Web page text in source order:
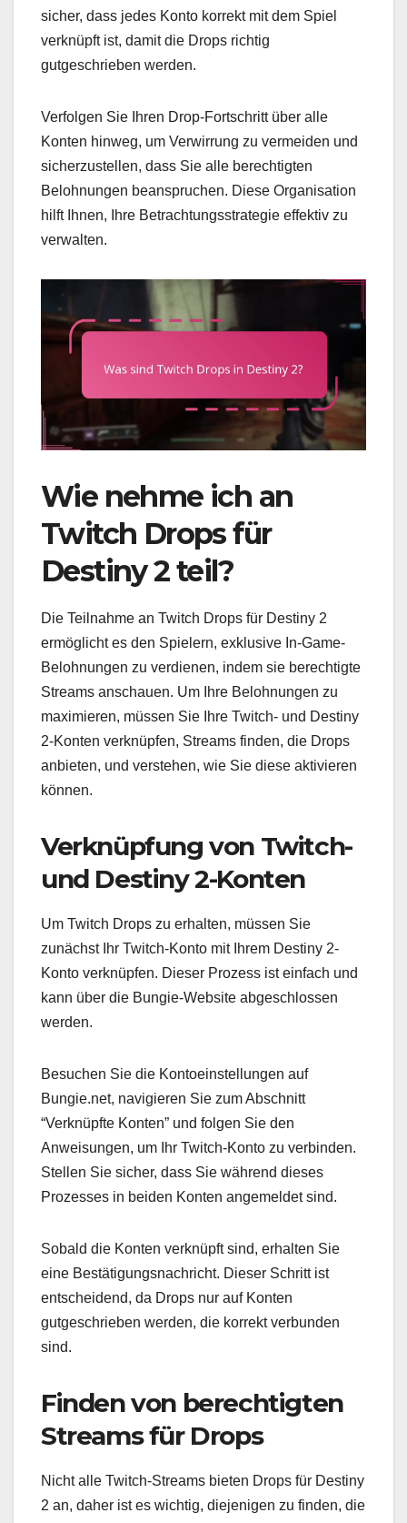
sicher, dass jedes Konto korrekt mit dem Spiel
verknüpft ist, damit die Drops richtig
gutgeschrieben werden.
Verfolgen Sie Ihren Drop-Fortschritt über alle
Konten hinweg, um Verwirrung zu vermeiden und
sicherzustellen, dass Sie alle berechtigten
Belohnungen beanspruchen. Diese Organisation
hilft Ihnen, Ihre Betrachtungsstrategie effektiv zu
verwalten.
Wie nehme ich an
Twitch Drops für
Destiny 2 teil?
Die Teilnahme an Twitch Drops für Destiny 2
ermöglicht es den Spielern, exklusive In-Game-
Belohnungen zu verdienen, indem sie berechtigte
Streams anschauen. Um Ihre Belohnungen zu
maximieren, müssen Sie Ihre Twitch- und Destiny
2-Konten verknüpfen, Streams finden, die Drops
anbieten, und verstehen, wie Sie diese aktivieren
können.
Verknüpfung von Twitch-
und Destiny 2-Konten
Um Twitch Drops zu erhalten, müssen Sie
zunächst Ihr Twitch-Konto mit Ihrem Destiny 2-
Konto verknüpfen. Dieser Prozess ist einfach und
kann über die Bungie-Website abgeschlossen
werden.
Besuchen Sie die Kontoeinstellungen auf
Bungie.net, navigieren Sie zum Abschnitt
“Verknüpfte Konten” und folgen Sie den
Anweisungen, um Ihr Twitch-Konto zu verbinden.
Stellen Sie sicher, dass Sie während dieses
Prozesses in beiden Konten angemeldet sind.
Sobald die Konten verknüpft sind, erhalten Sie
eine Bestätigungsnachricht. Dieser Schritt ist
entscheidend, da Drops nur auf Konten
gutgeschrieben werden, die korrekt verbunden
sind.
Finden von berechtigten
Streams für Drops
Nicht alle Twitch-Streams bieten Drops für Destiny
2 an, daher ist es wichtig, diejenigen zu finden, die